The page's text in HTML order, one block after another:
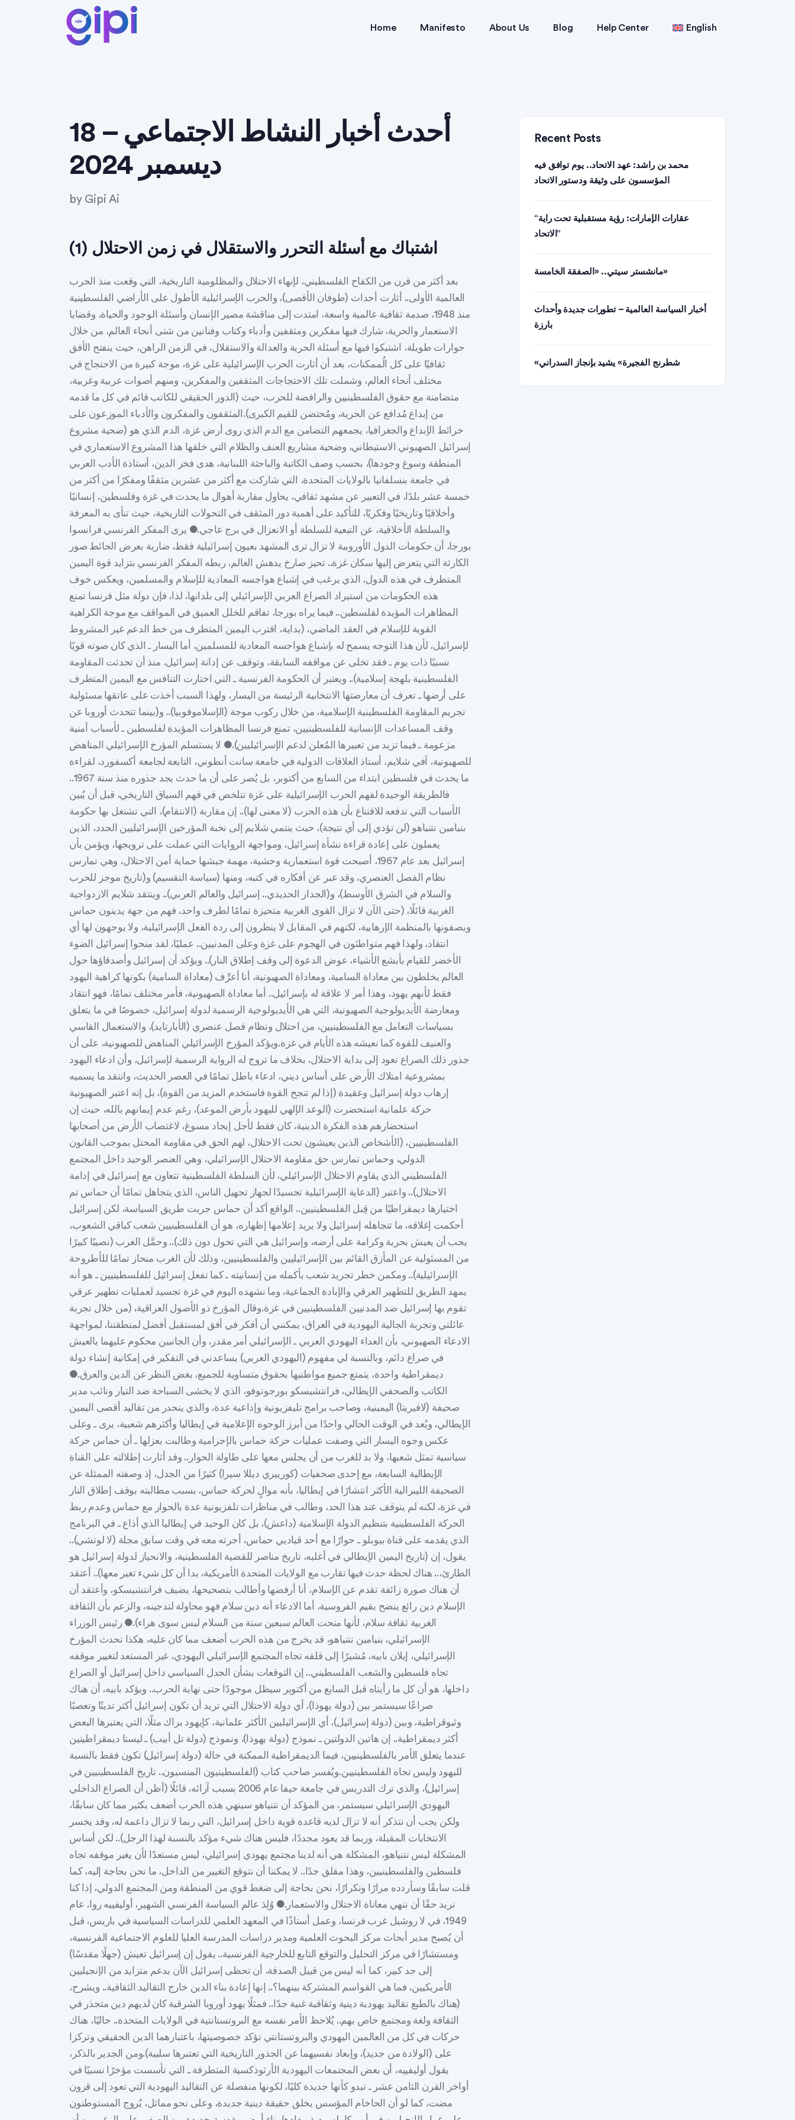
Home Manifesto About Us Blog Help Center English
أحدث أخبار النشاط الاجتماعي – 18
ديسمبر 2024
by Gipi Ai
اشتباك مع أسئلة التحرر والاستقلال في زمن الاحتلال (1)
بعد أكثر من قرن من الكفاح الفلسطيني، لإنهاء الاحتلال والمظلومية التاريخية، التي وقعت منذ الحرب العالمية الأولى.. أثارت أحداث (طوفان الأقصى)، والحرب الإسرائيلية الأطول على الأراضي الفلسطينية منذ 1948، صدمة ثقافية عالمية واسعة، امتدت إلى مناقشة مصير الإنسان وأسئلة الوجود والحياة، وقضايا الاستعمار والحرية، شارك فيها مفكرين ومثقفين وأدباء وكتاب وفنانين من شتى أنحاء العالم، من خلال حوارات طويلة، اشتبكوا فيها مع أسئلة الحرية والعدالة والاستقلال، في الزمن الراهن، حيث ينفتح الأفق ثقافيًا على كل الُممكنات، بعد أن أثارت الحرب الإسرائيلية على غزة، موجة كبيرة من الاحتجاج في مختلف أنحاء العالم، وشملت تلك الاحتجاجات المثقفين والمفكرين، ومنهم أصوات عربية وغربية، متضامنة مع حقوق الفلسطينيين والرافضة للحرب، حيث (الدور الحقيقي للكاتب قائم في كل ما قدمه من إبداع مُدافع عن الحرية، ومُحتضن للقيم الكبرى).المثقفون والمفكرون والأدباء الموزعون على خرائط الإبداع والجغرافيا، يجمعهم التضامن مع الدم الذي روى أرض غزة، الدم الذي هو (ضحية مشروع إسرائيل الصهيوني الاستيطاني، وضحية مشاريع العنف والظلام التي خلقها هذا المشروع الاستعماري في المنطقة وسوغ وجودها)، بحسب وصف الكاتبة والباحثة اللبنانية، هدى فخر الدين، أستاذة الأدب العربي في جامعة بنسلفانيا بالولايات المتحدة، التي شاركت مع أكثر من عشرين مثقفًا ومفكرًا من أكثر من خمسة عشر بلدًا، في التعبير عن مشهد ثقافي، يحاول مقاربة أهوال ما يحدث في غزة وفلسطين، إنسانيًا وأخلاقيًا وتاريخيًا وفكريًا، للتأكيد على أهمية دور المثقف في التحولات التاريخية، حيث تنأى به المعرفة والسلطة الأخلاقية، عن التبعية للسلطة أو الانعزال في برج عاجي.● يرى المفكر الفرنسي فرانسوا بورجا، أن حكومات الدول الأوروبية لا تزال ترى المشهد بعيون إسرائيلية فقط، ضاربة بعرض الحائط صور الكارثة التي يتعرض إليها سكان غزة.. تحيز صارخ يدهش العالم، ربطه المفكر الفرنسي بتزايد قوة اليمين المتطرف في هذه الدول، الذي يرغب في إشباع هواجسه المعادية للإسلام والمسلمين، ويعكس خوف هذه الحكومات من استيراد الصراع العربي الإسرائيلي إلى بلدانها، لذا، فإن دولة مثل فرنسا تمنع المظاهرات المؤيدة لفلسطين.. فيما يراه بورجا، تفاقم للخلل العميق في المواقف مع موجة الكراهية القوية للإسلام في العقد الماضي، (بداية، اقترب اليمين المتطرف من خط الدعم غير المشروط لإسرائيل، لأن هذا التوجه يسمح له بإشباع هواجسه المعادية للمسلمين، أما اليسار ـ الذي كان صوته قويًا نسبيًا ذات يوم ـ فقد تخلى عن مواقفه السابقة، وتوقف عن إدانة إسرائيل، منذ أن تحدثت المقاومة الفلسطينية بلهجة إسلامية).. ويعتبر أن الحكومة الفرنسية ـ التي اختارت التنافس مع اليمين المتطرف على أرضها ـ تعرف أن معارضتها الانتخابية الرئيسة من اليسار، ولهذا السبب أخذت على عاتقها مسئولية تجريم المقاومة الفلسطينية الإسلامية، من خلال ركوب موجة (الإسلاموفوبيا).. و(بينما تتحدث أوروبا عن وقف المساعدات الإنسانية للفلسطينيين، تمنع فرنسا المظاهرات المؤيدة لفلسطين ـ لأسباب أمنية مزعومة ـ فيما تزيد من تعبيرها المُعلن لدعم الإسرائيليين).● لا يستسلم المؤرخ الإسرائيلي المناهض للصهيونية، آفي شلايم، أستاذ العلاقات الدولية في جامعة سانت أنطوني، التابعة لجامعة أكسفورد، لقراءة ما يحدث في فلسطين ابتداء من السابع من أكتوبر، بل يُصر على أن ما حدث يجد جذوره منذ سنة 1967.. فالطريقة الوحيدة لفهم الحرب الإسرائيلية على غزة تتلخص في فهم السياق التاريخي، قبل أن يُبين الأسباب التي تدفعه للاقتناع بأن هذه الحرب (لا معنى لها).. إن مقاربة (الانتقام)، التي تشتغل بها حكومة بنيامين نتنياهو (لن تؤدي إلى أي نتيجة)، حيث ينتمي شلايم إلى نخبة المؤرخين الإسرائيليين الجدد، الذين يعملون على إعادة قراءة نشأة إسرائيل، ومواجهة الروايات التي عملت على ترويجها، ويؤمن بأن إسرائيل بعد عام 1967، أصبحت قوة استعمارية وحشية، مهمة جيشها حماية أمن الاحتلال، وهي تمارس نظام الفصل العنصري، وقد عبر عن أفكاره في كتبه، ومنها (سياسة التقسيم) و(تاريخ موجز للحرب والسلام في الشرق الأوسط)، و(الجدار الحديدي.. إسرائيل والعالم العربي).. وينتقد شلايم الازدواجية الغربية قائلًا، (حتى الآن لا تزال القوى الغربية متحيزة تمامًا لطرف واحد، فهم من جهة يدينون حماس ويصفونها بالمنظمة الإرهابية، لكنهم في المقابل لا ينظرون إلى ردة الفعل الإسرائيلية، ولا يوجهون لها أي انتقاد، ولهذا فهم متواطئون في الهجوم على غزة وعلى المدنيين.. عمليًا، لقد منحوا إسرائيل الضوء الأخضر للقيام بأبشع الأشياء، عوض الدعوة إلى وقف إطلاق النار).. ويؤكد أن إسرائيل وأصدقاؤها حول العالم يخلطون بين معاداة السامية، ومعاداة الصهيونية، أنا أعرِّف (معاداة السامية) بكونها كراهية اليهود فقط لأنهم يهود، وهذا أمر لا علاقة له بإسرائيل.. أما معاداة الصهيونية، فأمر مختلف تمامًا، فهو انتقاد ومعارضة الأيديولوجية الصهيونية، التي هي الأيديولوجية الرسمية لدولة إسرائيل، خصوصًا في ما يتعلق بسياسات التعامل مع الفلسطينيين، من احتلال ونظام فصل عنصري (الأبارتايد)، والاستعمال القاسي والعنيف للقوة كما نعيشه هذه الأيام في غزة.ويؤكد المؤرخ الإسرائيلي المناهض للصهيونية، على أن جذور ذلك الصراع تعود إلى بداية الاحتلال، بخلاف ما تروج له الرواية الرسمية لإسرائيل، وأن ادعاء اليهود بمشروعية امتلاك الأرض على أساس ديني، ادعاء باطل تمامًا في العصر الحديث، وانتقد ما يسميه إرهاب دولة إسرائيل وعقيدة (إذا لم تنجح القوة فاستخدم المزيد من القوة)، بل إنه اعتبر الصهيونية حركة علمانية استحضرت (الوعد الإلهي لليهود بأرض الموعد)، رغم عدم إيمانهم بالله، حيث إن استحضارهم هذه الفكرة الدينية، كان فقط لأجل إيجاد مسوغ، لاغتصاب الأرض من أصحابها الفلسطينيين، (الأشخاص الذين يعيشون تحت الاحتلال، لهم الحق في مقاومة المحتل بموجب القانون الدولي، وحماس تمارس حق مقاومة الاحتلال الإسرائيلي، وهي العنصر الوحيد داخل المجتمع الفلسطيني الذي يقاوم الاحتلال الإسرائيلي، لأن السلطة الفلسطينية تتعاون مع إسرائيل في إدامة الاحتلال).. واعتبر (الدعاية الإسرائيلية تجسيدًا لجهاز تجهيل الناس، الذي يتجاهل تمامًا أن حماس تم اختيارها ديمقراطيًا من قِبل الفلسطينيين.. الواقع أكد أن حماس جربت طريق السياسة، لكن إسرائيل أحكمت إغلاقه، ما تتجاهله إسرائيل ولا يريد إعلامها إظهاره، هو أن الفلسطينيين شعب كباقي الشعوب، يحب أن يعيش بحرية وكرامة على أرضه، وإسرائيل هي التي تحول دون ذلك).. وحمَّل الغرب (نصيبًا كبيرًا من المسئولية عن المأزق القائم بين الإسرائيليين والفلسطينيين، وذلك لأن الغرب منحاز تمامًا للأطروحة الإسرائيلية).. ومكمن خطر تجريد شعب بأكمله من إنسانيته ـ كما تفعل إسرائيل للفلسطينيين ـ هو أنه يمهد الطريق للتطهير العرقي والإبادة الجماعية، وما نشهده اليوم في غزة تجسيد لعمليات تطهير عرقي تقوم بها إسرائيل ضد المدنيين الفلسطينيين في غزة.وقال المؤرخ ذو الأصول العراقية، (من خلال تجربة عائلتي وتجربة الجالية اليهودية في العراق، يمكنني أن أفكر في أفق لمستقبل أفضل لمنطقتنا، لمواجهة الادعاء الصهيوني، بأن العداء اليهودي العربي ـ الإسرائيلي أمر مقدر، وأن الجانبين محكوم عليهما بالعيش في صراع دائم، وبالنسبة لي مفهوم (اليهودي العربي) يساعدني في التفكير في إمكانية إنشاء دولة ديمقراطية واحدة، يتمتع جميع مواطنيها بحقوق متساوية للجميع، بغض النظر عن الدين والعرق.● الكاتب والصحفي الإيطالي، فرانتشيسكو بورجونوفو، الذي لا يخشى السباحة ضد التيار ونائب مدير صحيفة (لافيريتا) اليمينية، وصاحب برامج تليفزيونية وإذاعية عدة، والذي ينحدر من تقاليد أقصى اليمين الإيطالي، ويُعد في الوقت الحالي واحدًا من أبرز الوجوه الإعلامية في إيطاليا وأكثرهم شعبية، يرى ـ وعلى عكس وجوه اليسار التي وصفت عمليات حركة حماس بالإجرامية وطالبت بعزلها ـ أن حماس حركة سياسية تمثل شعبها، ولا بد للغرب من أن يجلس معها على طاولة الحوار.. وقد أثارت إطلالته على القناة الإيطالية السابعة، مع إحدى صحفيات (كورييري ديللا سيرا) كثيرًا من الجدل، إذ وصفته الممثلة عن الصحيفة الليبرالية الأكثر انتشارًا في إيطاليا، بأنه موالٍ لحركة حماس، بسبب مطالبته بوقف إطلاق النار في غزة، لكنه لم يتوقف عند هذا الحد، وطالب في مناظرات تلفزيونية عدة بالحوار مع حماس وعدم ربط الحركة الفلسطينية بتنظيم الدولة الإسلامية (داعش)، بل كان الوحيد في إيطاليا الذي أذاع ـ في البرنامج الذي يقدمه على قناة بيوبلو ـ حوارًا مع أحد قياديي حماس، أجرته معه في وقت سابق مجلة (لا لوتشي).. يقول، إن (تاريخ اليمين الإيطالي في أغلبه، تاريخ مناصر للقضية الفلسطينية، والانحياز لدولة إسرائيل هو الطارئ،.. هناك لحظة حدث فيها تقارب مع الولايات المتحدة الأمريكية، بدا أن كل شيء تغير معها).. أعتقد أن هناك صورة زائفة تقدم عن الإسلام، أنا أرفضها وأطالب بتصحيحها، يضيف فرانتشيسكو، وأعتقد أن الإسلام دين رائع ينضح بقيم الفروسية، أما الادعاء أنه دين سلام فهو محاولة لتدجينه، والزعم بأن الثقافة الغربية ثقافة سلام، لأنها منحت العالم سبعين سنة من السلام ليس سوى هراء).● رئيس الوزراء الإسرائيلي، بنيامين نتنياهو، قد يخرج من هذه الحرب أضعف مما كان عليه، هكذا تحدث المؤرخ الإسرائيلي، إيلان بابيه، مُشيرًا إلى قلقه تجاه المجتمع الإسرائيلي اليهودي، غير المستعد لتغيير موقفه تجاه فلسطين والشعب الفلسطيني.. إن التوقعات بشأن الجدل السياسي داخل إسرائيل أو الصراع داخلها، هو أن كل ما رأيناه قبل السابع من أكتوبر سيظل موجودًا حتى نهاية الحرب.. ويؤكد بابيه، أن هناك صراعًا سيستمر بين (دولة يهوذا)، أي دولة الاحتلال التي تريد أن تكون إسرائيل أكثر تدينًا وتعصبًا وثيوقراطية، وبين (دولة إسرائيل)، أي الإسرائيليين الأكثر علمانية، كإيهود براك مثلًا، التي يعتبرها البعض أكثر ديمقراطية.. إن هاتين الدولتين ـ نموذج (دولة يهوذا)، ونموذج (دولة تل أبيب) ـ ليستا ديمقراطيتين عندما يتعلق الأمر بالفلسطينيين، فيما الديمقراطية الممكنة في حالة (دولة إسرائيل) تكون فقط بالنسبة لليهود وليس تجاه الفلسطينيين.ويُفسر صاحب كتاب (الفلسطينيون المنسيون.. تاريخ الفلسطينيين في إسرائيل)، والذي ترك التدريس في جامعة حيفا عام 2006 بسبب آرائه، قائلًا (أظن أن الصراع الداخلي اليهودي الإسرائيلي سيستمر، من المؤكد أن نتنياهو سينهي هذه الحرب أضعف بكثير مما كان سابقًا، ولكن يجب أن نتذكر أنه لا تزال لديه قاعدة قوية داخل إسرائيل، التي ربما لا تزال داعمة له، وقد يخسر الانتخابات المقبلة، وربما قد يعود مجددًا، فليس هناك شيء مؤكد بالنسبة لهذا الرجل).. لكن أساس المشكلة ليس نتنياهو، المشكلة هي أنه لدينا مجتمع يهودي إسرائيلي، ليس مستعدًا لأن يغير موقفه تجاه فلسطين والفلسطينيين، وهذا مقلق جدًا.. لا يمكننا أن نتوقع التغيير من الداخل، ما نحن بحاجة إليه، كما قلت سابقًا وسأردده مرارًا وتكرارًا، نحن بحاجة إلى ضغط قوي من المنطقة ومن المجتمع الدولي، إذا كنا نريد حقًا أن ننهي معاناة الاحتلال والاستعمار.● وُلِدَ عالم السياسة الفرنسي الشهير، أوليفييه روا، عام 1949، في لا روشيل غرب فرنسا، وعمل أستاذًا في المعهد العلمي للدراسات السياسية في باريس، قبل أن يُصبح مدير أبحاث مركز البحوث العلمية ومدير دراسات المدرسة العليا للعلوم الاجتماعية الفرنسية، ومستشارًا في مركز التحليل والتوقع التابع للخارجية الفرنسية.. يقول إن إسرائيل تعيش (جهلًا مقدسًا) إلى حد كبير، كما أنه ليس من قبيل الصدفة، أن تحظى إسرائيل الآن بدعم متزايد من الإنجيليين الأمريكيين، فما هي القواسم المشتركة بينهما؟.. إنها إعادة بناء الدين خارج التقاليد الثقافية.. ويشرح، (هناك بالطبع تقاليد يهودية دينية وثقافية غنية جدًا.. فمثلًا يهود أوروبا الشرقية كان لديهم دين متجذر في الثقافة ولغة ومجتمع خاص بهم.. يٌلاحظ الأمر نفسه مع البروتستانتية في الولايات المتحدة.. حاليًا، هناك حركات في كل من العالمين اليهودي و
Recent Posts
محمد بن راشد: عهد الاتحاد.. يوم توافق فيه
المؤسسون على وثيقة ودستور الاتحاد
“عقارات الإمارات: رؤية مستقبلية تحت راية
الاتحاد”
مانشستر سيتي.. «الصفقة الخامسة»
أخبار السياسة العالمية – تطورات جديدة وأحداث
بارزة
«شطرنج الفجيرة» يشيد بإنجاز السدراني